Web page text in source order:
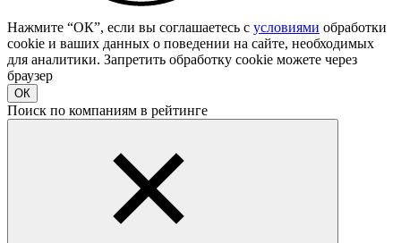
Нажмите “ОК”, если вы соглашаетесь с условиями обработки
cookie и ваших данных о поведении на сайте, необходимых
для аналитики. Запретить обработку cookie можете через
браузер
ОК
Поиск по компаниям в рейтинге